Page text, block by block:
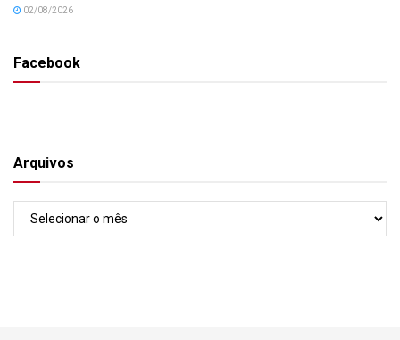
02/08/2026
Facebook
Arquivos